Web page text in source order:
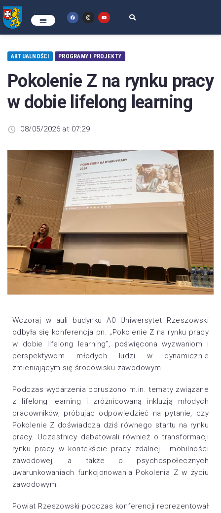
AKTUALNOŚCI PROGRAMY I PROJEKTY
Pokolenie Z na rynku pracy
w dobie lifelong learning
08/05/2026 at 07:29
Wczoraj w auli budynku A0 Uniwersytet Rzeszowski
odbyła się konferencja pn. „Pokolenie Z na rynku pracy
w dobie lifelong learning”, poświęcona wyzwaniom i
perspektywom młodych ludzi w dynamicznie
zmieniającym się środowisku zawodowym.
Podczas wydarzenia poruszono m.in. tematy związane
z lifelong learning i zróżnicowaną inkluzją młodych
pracowników, próbując odpowiedzieć na pytanie, czy
Pokolenie Z doświadcza dziś równego startu na rynku
pracy. Uczestnicy debatowali również o transformacji
rynku pracy w kontekście pracy zdalnej i mobilności
zawodowej, a także o psychospołecznych
uwarunkowaniach funkcjonowania Pokolenia Z w życiu
zawodowym.
Powiat Rzeszowski podczas konferencji reprezentował